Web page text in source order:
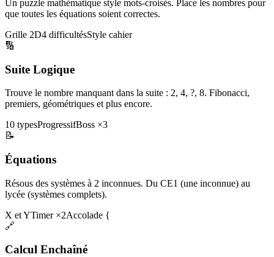
Un puzzle mathématique style mots-croisés. Place les nombres pour
que toutes les équations soient correctes.
Grille 2D4 difficultésStyle cahier
🔢
Suite Logique
Trouve le nombre manquant dans la suite : 2, 4, ?, 8. Fibonacci,
premiers, géométriques et plus encore.
10 typesProgressifBoss ×3
📝
Équations
Résous des systèmes à 2 inconnues. Du CE1 (une inconnue) au
lycée (systèmes complets).
X et YTimer ×2Accolade {
🔗
Calcul Enchaîné